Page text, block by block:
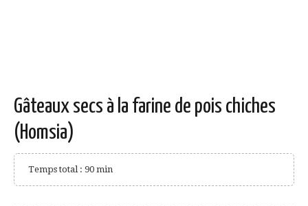
Gâteaux secs à la farine de pois chiches
(Homsia)
Temps total : 90 min